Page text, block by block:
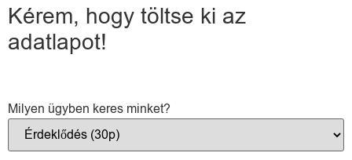
Kérem, hogy töltse ki az
adatlapot!
Milyen ügyben keres minket?